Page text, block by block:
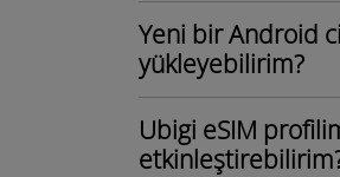
Yeni bir Android
yükleyebilirim?
Ubigi eSIM